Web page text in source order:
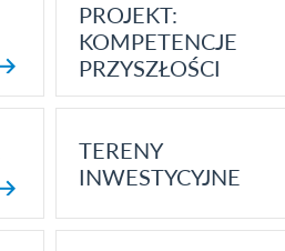
PROJEKT:
KOMPETENCJE
PRZYSZŁOŚCI
TERENY
INWESTYCYJNE